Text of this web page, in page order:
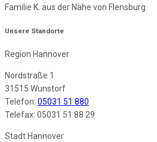
Familie K. aus der Nähe von Flensburg
Unsere Standorte
Region Hannover
Nordstraße 1
31515 Wunstorf
Telefon: 05031 51 880
Telefax: 05031 51 88 29
Stadt Hannover